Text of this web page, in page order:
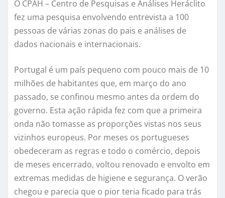
O CPAH – Centro de Pesquisas e Análises Heráclito
fez uma pesquisa envolvendo entrevista a 100
pessoas de várias zonas do pais e análises de
dados nacionais e internacionais.
Portugal é um país pequeno com pouco mais de 10
milhões de habitantes que, em março do ano
passado, se confinou mesmo antes da ordem do
governo. Esta ação rápida fez com que a primeira
onda não tomasse as proporções vistas nos seus
vizinhos europeus. Por meses os portugueses
obedeceram as regras e todo o comércio, depois
de meses encerrado, voltou renovado e envolto em
extremas medidas de higiene e segurança. O verão
chegou e parecia que o pior teria ficado para trás